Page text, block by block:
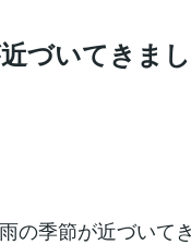
づいてきま
の季節が近づいて